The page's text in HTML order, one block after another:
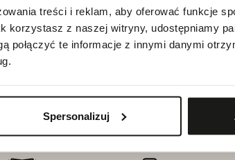
treści i reklam, aby oferować funkcje
korzystasz z naszej witryny, udostępniamy
połączyć te informacje z innymi danymi
Spersonalizuj